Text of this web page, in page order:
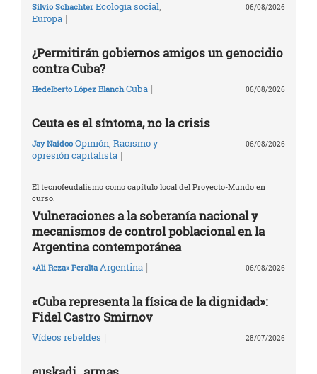
Silvio Schachter Ecología social
Europa |
06/08/2026
¿Permitirán gobiernos amigos un genocidio
contra Cuba?
Hedelberto López Blanch Cuba | 06/08/2026
Ceuta es el síntoma, no la crisis
Jay Naidoo Opinión Racismo y
opresión capitalista |
06/08/2026
El tecnofeudalismo como capítulo local del Proyecto-Mundo en
curso.
Vulneraciones a la soberanía nacional y
mecanismos de control poblacional en la
Argentina contemporánea
«Ali Reza» Peralta Argentina | 06/08/2026
«Cuba representa la física de la dignidad»:
Fidel Castro Smirnov
Vídeos rebeldes | 28/07/2026